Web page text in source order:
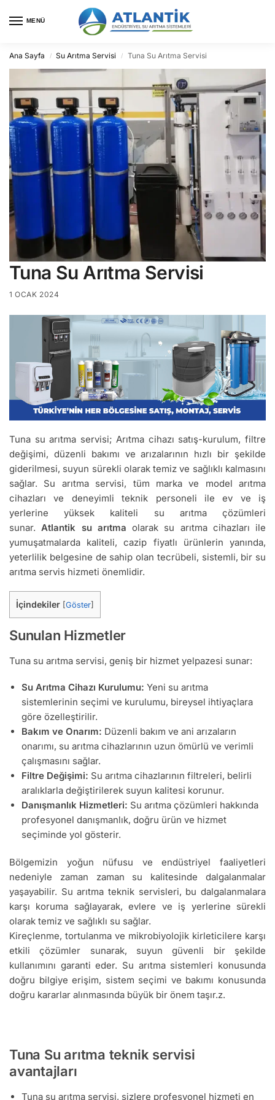
MENÜ
Ana Sayfa / Su Arıtma Servisi / Tuna Su Arıtma Servisi
Tuna Su Arıtma Servisi
1 OCAK 2024
Tuna su arıtma servisi; Arıtma cihazı satış-kurulum, filtre
değişimi, düzenli bakımı ve arızalarının hızlı bir şekilde
giderilmesi, suyun sürekli olarak temiz ve sağlıklı kalmasını
sağlar. Su arıtma servisi, tüm marka ve model arıtma
cihazları ve deneyimli teknik personeli ile ev ve iş
yerlerine yüksek kaliteli su arıtma çözümleri
sunar.Atlantik su arıtma olarak su arıtma cihazları ile
yumuşatmalarda kaliteli, cazip fiyatlı ürünlerin yanında,
yeterlilik belgesine de sahip olan tecrübeli, sistemli, bir su
arıtma servis hizmeti önemlidir.
İçindekiler [Göster]
Sunulan Hizmetler
Tuna su arıtma servisi, geniş bir hizmet yelpazesi sunar:
Su Arıtma Cihazı Kurulumu: Yeni su arıtma
sistemlerinin seçimi ve kurulumu, bireysel ihtiyaçlara
göre özelleştirilir.
Bakım ve Onarım: Düzenli bakım ve ani arızaların
onarımı, su arıtma cihazlarının uzun ömürlü ve verimli
çalışmasını sağlar.
Filtre Değişimi: Su arıtma cihazlarının filtreleri, belirli
aralıklarla değiştirilerek suyun kalitesi korunur.
Danışmanlık Hizmetleri: Su arıtma çözümleri hakkında
profesyonel danışmanlık, doğru ürün ve hizmet
seçiminde yol gösterir.
Bölgemizin yoğun nüfusu ve endüstriyel faaliyetleri
nedeniyle zaman zaman su kalitesinde dalgalanmalar
yaşayabilir. Su arıtma teknik servisleri, bu dalgalanmalara
karşı koruma sağlayarak, evlere ve iş yerlerine sürekli
olarak temiz ve sağlıklı su sağlar.
Kireçlenme, tortulanma ve mikrobiyolojik kirleticilere karşı
etkili çözümler sunarak, suyun güvenli bir şekilde
kullanımını garanti eder. Su arıtma sistemleri konusunda
doğru bilgiye erişim, sistem seçimi ve bakımı konusunda
doğru kararlar alınmasında büyük bir önem taşır.z.
Tuna Su arıtma teknik servisi
avantajları
Tuna su arıtma servisi, sizlere profesyonel hizmeti en